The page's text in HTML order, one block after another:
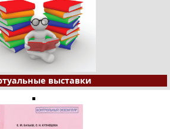
выставки